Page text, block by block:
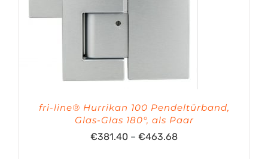
fri-line® Hurrikan 100 Pendeltürband,
Glas-Glas 180°, als Paar
€381.40 – €463.68Preisspanne: